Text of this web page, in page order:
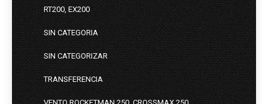
RT200, EX200
SIN CATEGORIA
SIN CATEGORIZAR
TRANSFERENCIA